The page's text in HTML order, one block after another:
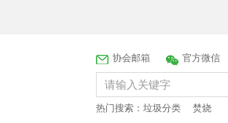
协会邮箱 官方微信
热门搜索： 垃圾分类 焚烧